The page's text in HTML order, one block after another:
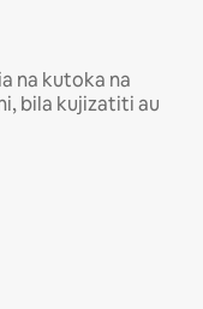
na kutoka na
bila kujizatiti au